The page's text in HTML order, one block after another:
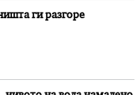
ги разгоре